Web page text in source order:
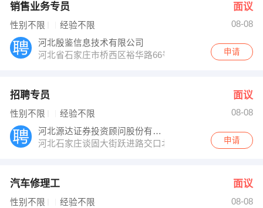
销售业务专员 面议
性别不限 经验不限
08-08
河北殷鉴信息技术有限公司
河北省石家庄市桥西区裕华路66号海悦国际写字楼E座
申请
招聘专员 面议
性别不限 经验不限
08-08
河北源达证券投资顾问股份有限公司
河北石家庄谈固大街跃进路交口北行200米路西源达投顾
申请
汽车修理工 面议
性别不限 经验不限
08-08